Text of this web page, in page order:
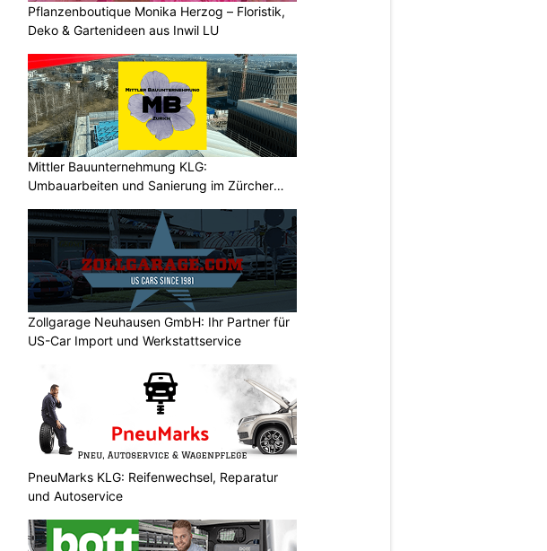
Pflanzenboutique Monika Herzog – Floristik,
Deko & Gartenideen aus Inwil LU
Mittler Bauunternehmung KLG:
Umbauarbeiten und Sanierung im Zürcher
Zollgarage Neuhausen GmbH: Ihr Partner für
US-Car Import und Werkstattservice
PneuMarks KLG: Reifenwechsel, Reparatur
und Autoservice